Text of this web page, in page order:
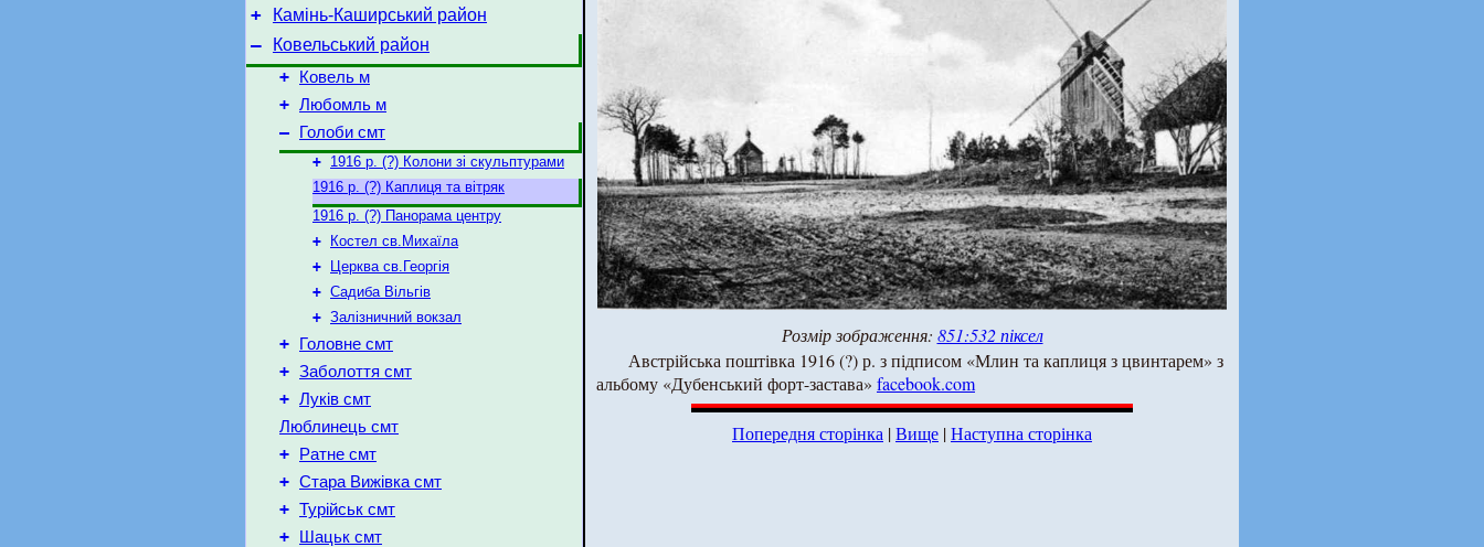
+ Камінь-Каширський район
–
Ковельський район
+
Ковель м
+ Любомль м
– Голоби смт
+ 1916 р. (?) Колони зі скульптурами
1916 р. (?) Каплиця та вітряк
1916 р. (?) Панорама центру
+
Костел св.Михаїла
+
Церква св.Георгія
+ Садиба Вільгів
+ Залізничний вокзал
+ Головне смт
+ Заболоття смт
+ Луків смт
Люблинець смт
+ Ратне смт
+ Стара Вижівка смт
+ Турійськ смт
+
Шацьк смт
Розмір зображення: 851:532 піксел
Австрійська поштівка 1916 (?) р. з підписом «Млин та каплиця з цвинтарем» з
альбому «Дубенський форт-застава» facebook.com
Попередня сторінка |Вище |Наступна сторінка